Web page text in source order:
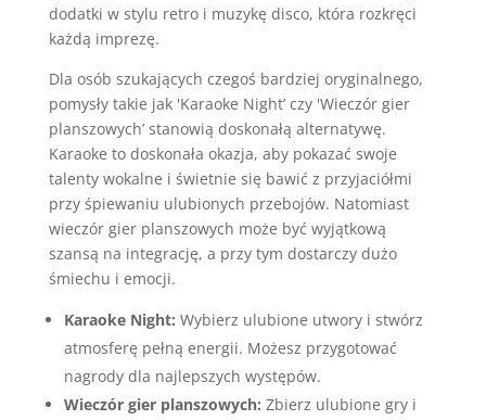
dodatki w stylu retro i muzykę disco, która rozkręci
każdą imprezę.
Dla osób szukających czegoś bardziej oryginalnego,
pomysły takie jak 'Karaoke Night’ czy 'Wieczór gier
planszowych’ stanowią doskonałą alternatywę.
Karaoke to doskonała okazja, aby pokazać swoje
talenty wokalne i świetnie się bawić z przyjaciółmi
przy śpiewaniu ulubionych przebojów. Natomiast
wieczór gier planszowych może być wyjątkową
szansą na integrację, a przy tym dostarczy dużo
śmiechu i emocji.
Karaoke Night: Wybierz ulubione utwory i stwórz
atmosferę pełną energii. Możesz przygotować
nagrody dla najlepszych występów.
Wieczór gier planszowych: Zbierz ulubione gry i